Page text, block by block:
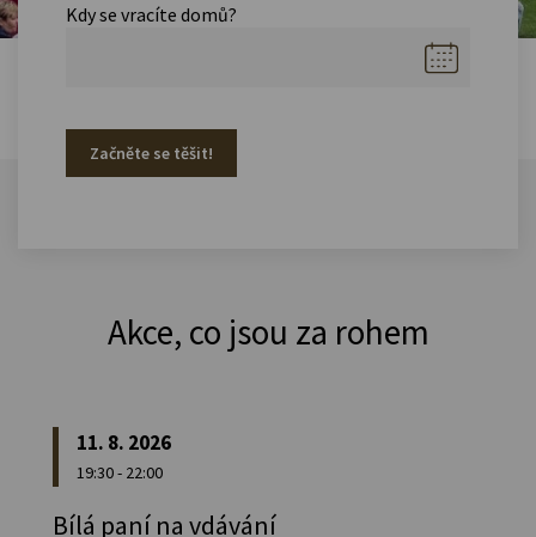
Kdy se vracíte domů?
Začněte se těšit!
Akce, co jsou za rohem
11. 8. 2026
19:30 - 22:00
Bílá paní na vdávání